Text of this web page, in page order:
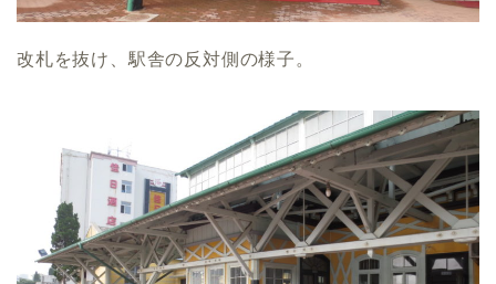
改札を抜け、駅舎の反対側の様子。